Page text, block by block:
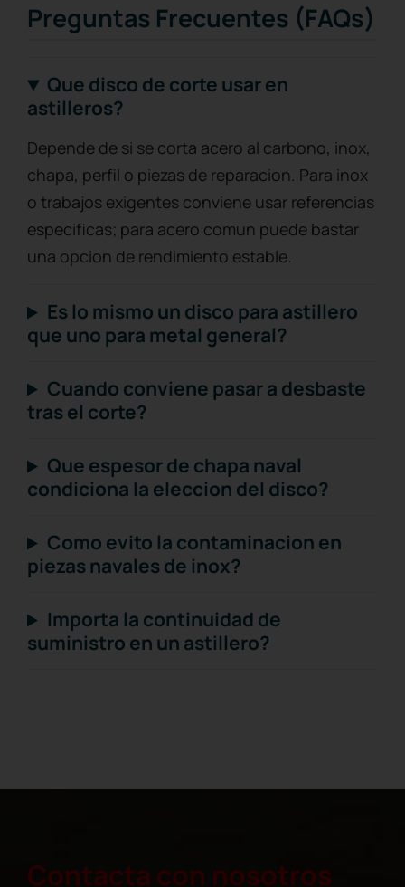
Preguntas Frecuentes (FAQs)
Que disco de corte usar en
astilleros?
Depende de si se corta acero al carbono, inox,
chapa, perfil o piezas de reparacion. Para inox
o trabajos exigentes conviene usar referencias
especificas; para acero comun puede bastar
una opcion de rendimiento estable.
Es lo mismo un disco para astillero
que uno para metal general?
Cuando conviene pasar a desbaste
tras el corte?
Que espesor de chapa naval
condiciona la eleccion del disco?
Como evito la contaminacion en
piezas navales de inox?
Importa la continuidad de
suministro en un astillero?
Contacta con nosotros